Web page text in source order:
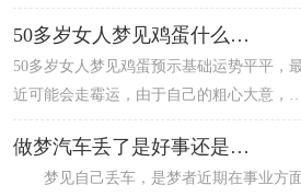
做别的事情转移注意力，你会发现自己执着
的也没有那么好。表示在感情方面会有新突
破，要是碰上心仪的人，可以大胆出击。
两天在人际关系上应将心灵开放一点。而
其中有人对你表示好感的可能喔。其实只要
多想些快乐的事物，情绪好的话连做事的力
气与欲望也加倍了。
50多岁女人梦见鸡蛋什么意思
50多岁女人梦见鸡蛋预示基础运势平平，
近可能会走霉运，由于自己的粗心大意，会
出些小错误，引起上级的不满。因此建议这
位女士要细心谨慎，注意避免小错误的发
生。同时，也可以参考不同类型女人梦见
做梦汽车丢了是好事还是坏事
梦见自己丢车，是梦者近期在事业方